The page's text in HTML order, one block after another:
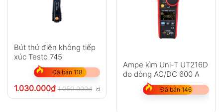
Bút thử điện không tiếp
xúc Testo 745
Đã bán 118
1.030.000₫ 1.050.000₫ chưa VAT 8%
Ampe kìm Uni-T UT216D
đo dòng AC/DC 600 A
Đã bán 146